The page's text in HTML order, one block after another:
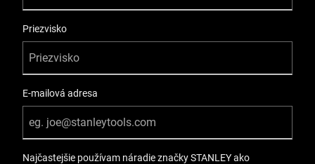
Priezvisko
E-mailová adresa
Najčastejšie používam náradie značky STANLEY ako